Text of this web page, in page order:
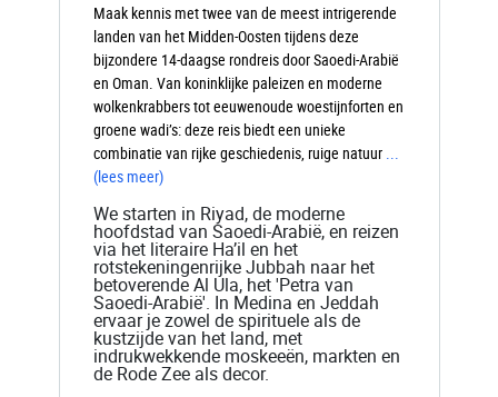
Maak kennis met twee van de meest intrigerende
landen van het Midden-Oosten tijdens deze
bijzondere 14-daagse rondreis door Saoedi-Arabië
en Oman. Van koninklijke paleizen en moderne
wolkenkrabbers tot eeuwenoude woestijnforten en
groene wadi’s: deze reis biedt een unieke
combinatie van rijke geschiedenis, ruige natuur ...
(lees meer)
We starten in Riyad, de moderne
hoofdstad van Saoedi-Arabië, en reizen
via het literaire Ha’il en het
rotstekeningenrijke Jubbah naar het
betoverende Al Ula, het 'Petra van
Saoedi-Arabië'. In Medina en Jeddah
ervaar je zowel de spirituele als de
kustzijde van het land, met
indrukwekkende moskeeën, markten en
de Rode Zee als decor.